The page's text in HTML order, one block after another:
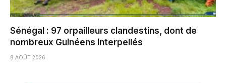
Sénégal : 97 orpailleurs clandestins, dont de
nombreux Guinéens interpellés
8 AOÛT 2026